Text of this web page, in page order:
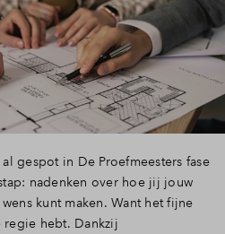
gespot in De Proefmeesters fase
nadenken over hoe jij jouw
kunt maken. Want het fijne
hebt. Dankzij